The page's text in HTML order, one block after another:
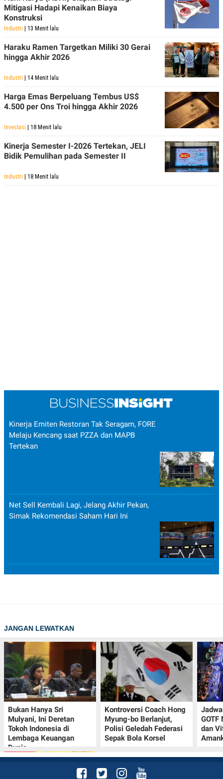
Mitigasi Hadapi Kenaikan Biaya
Konstruksi
Industri | 13 Menit lalu
Haraku Ramen Targetkan Miliki 30 Gerai
hingga Akhir 2026
Industri | 14 Menit lalu
Harga Emas Berpeluang Tembus US$
4.500 per Ons Troi hingga Akhir 2026
Investasi | 18 Menit lalu
Kinerja Semester I-2026 Tertekan, JELI
Bidik Pemulihan pada Semester II
Industri | 18 Menit lalu
Kinerja Emiten Restoran Tak Seragam, FORE
Melaju Kencang saat PZZA dan MAPB
Tertekan
Net Sell Kembali Lagi, Jelang Akhir Pekan,
Simak Rekomendasi Saham Hari Ini
JANGAN LEWATKAN
Bukan Hanya Sri
Mulyani, Ini Deretan
Tokoh Indonesia di
Lembaga Keuangan
Dunia
Kontroversi Coach Hong
Myung-bo Berlanjut,
Polisi Geledah Federasi
Sepak Bola Korsel
GOTF
dan